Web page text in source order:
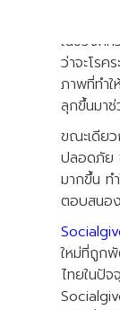
ในช่วงที่
ว่าจะโร
ภาพที่ทำใ
ลุกขึ้นมา
ขณะเดีย
ปลอดภัย
มากขึ้น ท
ตอบสนอ
ใหม่ที่ถูก
ไทยในปัจ